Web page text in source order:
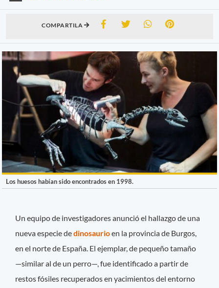
COMPARTILA
Los huesos habían sido encontrados en 1998.
Un equipo de investigadores anunció el hallazgo de una
nueva especie dedinosaurioen la provincia de Burgos,
en el norte de España. El ejemplar, de pequeño tamaño
—similar al de un perro—, fue identificado a partir de
restos fósiles recuperados en yacimientos del entorno